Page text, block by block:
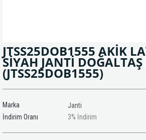
JTSS25DOB1555 AKİK
SİYAH JANTİ
(JTSS25DOB1555)
Marka
Janti
İndirim Oranı
%
3 İndirim